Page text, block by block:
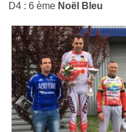
D4 : 6 ème Noël Bleu